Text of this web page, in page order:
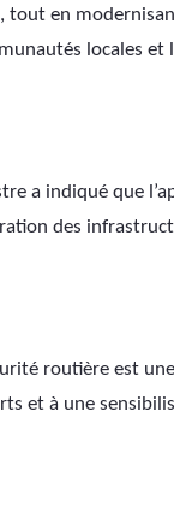
tout en
locales
a indiqué que
des
routière est
et à une